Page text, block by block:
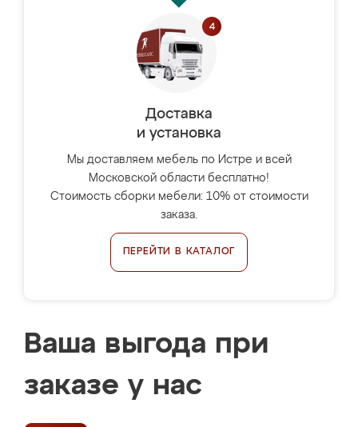
Доставка
и установка
Мы доставляем мебель по Истре и всей
Московской области бесплатно!
Стоимость сборки мебели: 10% от стоимости
заказа.
ПЕРЕЙТИ В КАТАЛОГ
Ваша выгода при
заказе у нас